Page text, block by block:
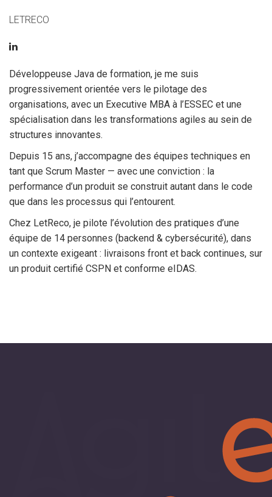
LETRECO
Développeuse Java de formation, je me suis
progressivement orientée vers le pilotage des
organisations, avec un Executive MBA à l’ESSEC et une
spécialisation dans les transformations agiles au sein de
structures innovantes.
Depuis 15 ans, j’accompagne des équipes techniques en
tant que Scrum Master — avec une conviction : la
performance d’un produit se construit autant dans le code
que dans les processus qui l’entourent.
Chez LetReco, je pilote l’évolution des pratiques d’une
équipe de 14 personnes (backend & cybersécurité), dans
un contexte exigeant : livraisons front et back continues, sur
un produit certifié CSPN et conforme eIDAS.